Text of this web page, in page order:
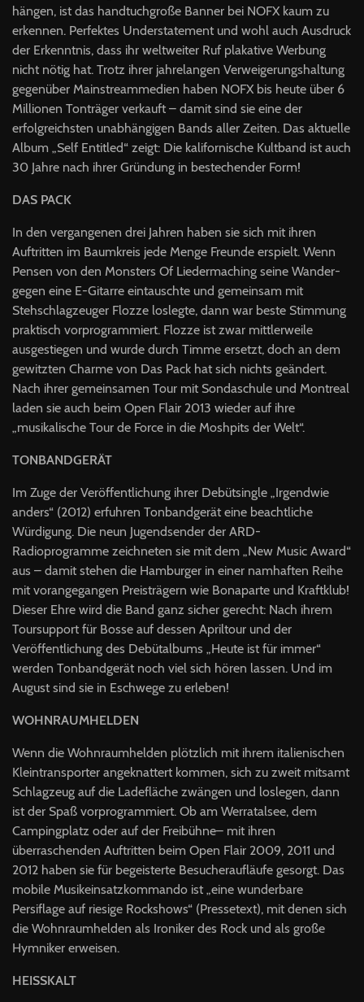
hängen, ist das handtuchgroße Banner bei NOFX kaum zu
erkennen. Perfektes Understatement und wohl auch Ausdruck
der Erkenntnis, dass ihr weltweiter Ruf plakative Werbung
nicht nötig hat. Trotz ihrer jahrelangen Verweigerungshaltung
gegenüber Mainstreammedien haben NOFX bis heute über 6
Millionen Tonträger verkauft – damit sind sie eine der
erfolgreichsten unabhängigen Bands aller Zeiten. Das aktuelle
Album „Self Entitled“ zeigt: Die kalifornische Kultband ist auch
30 Jahre nach ihrer Gründung in bestechender Form!
DAS PACK
In den vergangenen drei Jahren haben sie sich mit ihren
Auftritten im Baumkreis jede Menge Freunde erspielt. Wenn
Pensen von den Monsters Of Liedermaching seine Wander-
gegen eine E-Gitarre eintauschte und gemeinsam mit
Stehschlagzeuger Flozze loslegte, dann war beste Stimmung
praktisch vorprogrammiert. Flozze ist zwar mittlerweile
ausgestiegen und wurde durch Timme ersetzt, doch an dem
gewitzten Charme von Das Pack hat sich nichts geändert.
Nach ihrer gemeinsamen Tour mit Sondaschule und Montreal
laden sie auch beim Open Flair 2013 wieder auf ihre
„musikalische Tour de Force in die Moshpits der Welt“.
TONBANDGERÄT
Im Zuge der Veröffentlichung ihrer Debütsingle „Irgendwie
anders“ (2012) erfuhren Tonbandgerät eine beachtliche
Würdigung. Die neun Jugendsender der ARD-
Radioprogramme zeichneten sie mit dem „New Music Award“
aus – damit stehen die Hamburger in einer namhaften Reihe
mit vorangegangen Preisträgern wie Bonaparte und Kraftklub!
Dieser Ehre wird die Band ganz sicher gerecht: Nach ihrem
Toursupport für Bosse auf dessen Apriltour und der
Veröffentlichung des Debütalbums „Heute ist für immer“
werden Tonbandgerät noch viel sich hören lassen. Und im
August sind sie in Eschwege zu erleben!
WOHNRAUMHELDEN
Wenn die Wohnraumhelden plötzlich mit ihrem italienischen
Kleintransporter angeknattert kommen, sich zu zweit mitsamt
Schlagzeug auf die Ladefläche zwängen und loslegen, dann
ist der Spaß vorprogrammiert. Ob am Werratalsee, dem
Campingplatz oder auf der Freibühne– mit ihren
überraschenden Auftritten beim Open Flair 2009, 2011 und
2012 haben sie für begeisterte Besucheraufläufe gesorgt. Das
mobile Musikeinsatzkommando ist „eine wunderbare
Persiflage auf riesige Rockshows“ (Pressetext), mit denen sich
die Wohnraumhelden als Ironiker des Rock und als große
Hymniker erweisen.
HEISSKALT